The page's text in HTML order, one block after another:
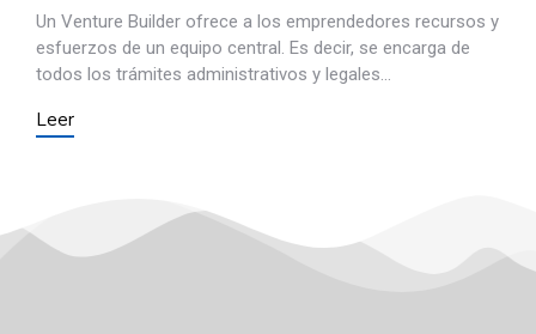
Un Venture Builder ofrece a los emprendedores recursos y
esfuerzos de un equipo central. Es decir, se encarga de
todos los trámites administrativos y legales…
Leer